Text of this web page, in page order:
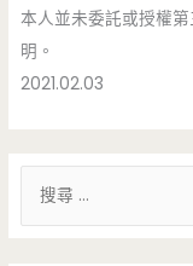
本人並未委託或授權
明。
2021.02.03